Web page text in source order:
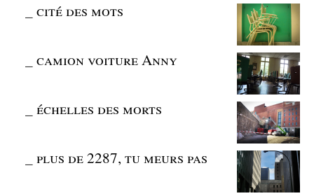
_cité des mots
_camion voiture Anny
_échelles des morts
_plus de 2287, tu meurs pas